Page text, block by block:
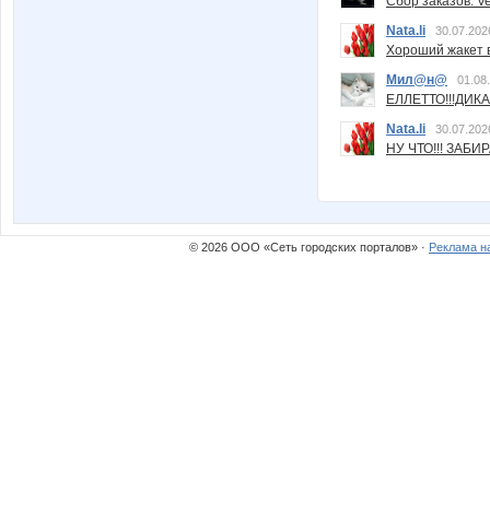
Nata.li
Хороший жакет
Мил@н@
Nata.li
НУ ЧТО!!!
© 2026 ООО «Сеть городских порталов» · Реклама